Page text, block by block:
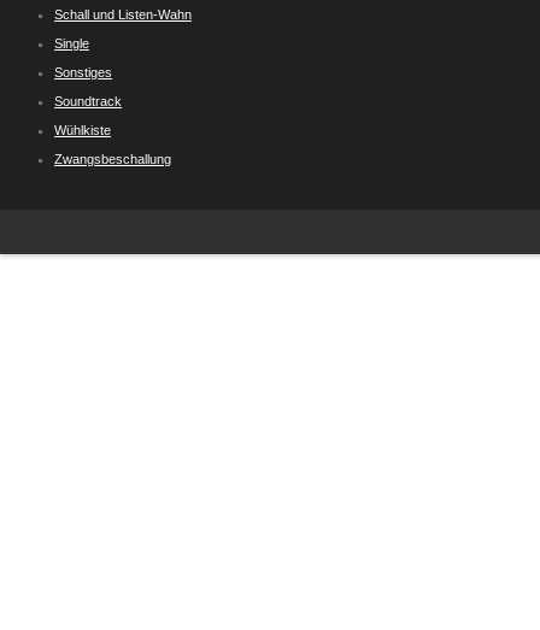
Schall und Listen-Wahn
Single
Sonstiges
Soundtrack
Wühlkiste
Zwangsbeschallung